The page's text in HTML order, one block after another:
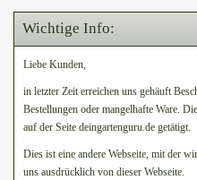
Wichtige Info:
Liebe Kunden,
in letzter Zeit erreichen uns gehäuft
Bestellungen oder mangelhafte Ware.
auf der Seite deingartenguru.de getätigt.
Dies ist eine andere Webseite, mit der
uns ausdrücklich von dieser Webseite.